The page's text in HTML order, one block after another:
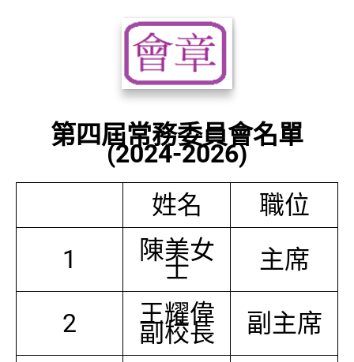
第四屆常務委員會名單
(2024-2026)
姓名
職位
1
陳美女
士 主席
2 王耀偉
副校長 副主席